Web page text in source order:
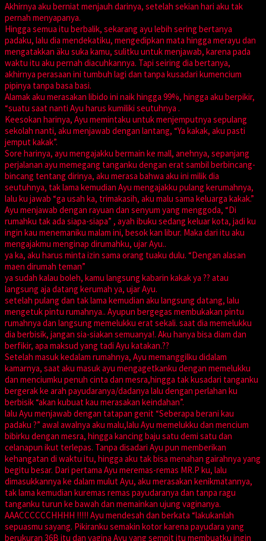
Akhirnya aku berniat menjauh darinya, setelah sekian hari aku tak
pernah menyapanya.
Hingga semua itu berbalik, sekarang ayu lebih sering bertanya
padaku, lalu dia mendekatiku, mengedipkan mata hingga merayu dan
mengatakkan äku suka kamu, sulitku untuk menjawab, karena pada
waktu itu aku pernah diacuhkannya. Tapi seiring dia bertanya,
akhirnya perasaan ini tumbuh lagi dan tanpa kusadari kumencium
pipinya tanpa basa basi.
Alamak aku merasakan libido ini naik hingga 99%, hingga aku berpikir,
“suatu saat nanti Ayu harus kumiliki seutuhnya .
Keesokan harinya, Ayu memintaku untuk menjemputnya sepulang
sekolah nanti, aku menjawab dengan lantang, “Ya kakak, aku pasti
jemput kakak”.
Sore harinya, ayu mengajakku bermain ke mall, anehnya, sepanjang
perjalanan ayu memegang tanganku dengan erat sambil berbincang-
bincang tentang dirinya, aku merasa bahwa aku ini milik dia
seutuhnya, tak lama kemudian Ayu mengajakku pulang kerumahnya,
lalu ku jawab “ga usah ka, trimakasih, aku malu sama keluarga kakak.”
Ayu menjawab dengan rayuan dan senyum yang menggoda, “Di
rumahku tak ada siapa-siapa” , ayah ibuku sedang keluar kota, jadi ku
ingin kau menemaniku malam ini, besok kan libur. Maka dari itu aku
mengajakmu menginap dirumahku, ujar Ayu..
ya ka, aku harus minta izin sama orang tuaku dulu. “Dengan alasan
maen dirumah teman”
ya sudah kalau boleh, kamu langsung kabarin kakak ya ?? atau
langsung aja datang kerumah ya, ujar Ayu.
setelah pulang dan tak lama kemudian aku langsung datang, lalu
mengetuk pintu rumahnya.. Ayupun bergegas membukakan pintu
rumahnya dan langsung memelukku erat sekali. saat dia memelukku
dia berbisik, jangan sia-siakan semuanya!. Aku hanya bisa diam dan
berfikir, apa maksud yang tadi Ayu katakan.??
Setelah masuk kedalam rumahnya, Ayu memanggilku didalam
kamarnya, saat aku masuk ayu mengagetkanku dengan memelukku
dan menciumku penuh cinta dan mesra,hingga tak kusadari tanganku
bergerak ke arah payudaranya/dadanya lalu dengan perlahan ku
berbisik “akan kubuat kau merasakan keindahan”.
lalu Ayu menjawab dengan tatapan genit “Seberapa berani kau
padaku ?” awal awalnya aku malu,lalu Ayu memelukku dan mencium
bibirku dengan mesra, hingga kancing baju satu demi satu dan
celanapun ikut terlepas. Tanpa disadari Ayu pun memberikan
kehangatan di waktu itu, hingga aku tak bisa menahan gairahnya yang
begitu besar. Dari pertama Ayu meremas-remas MR.P ku, lalu
dimasukkannya ke dalam mulut Ayu, aku merasakan kenikmatannya,
tak lama kemudian kuremas remas payudaranya dan tanpa ragu
tanganku turun ke bawah dan memainkan ujung vaginanya.
AAACCCCCCHHHH !!!!! Ayu mendesah dan berkata “lakukanlah
sepuasmu sayang. Pikiranku semakin kotor karena payudara yang
berukuran 36B itu dan vagina Ayu yang sempit itu membuatku ingin